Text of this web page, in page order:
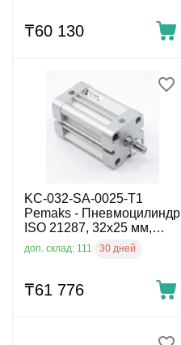
₸60 130
KC-032-SA-0025-T1
Pemaks - Пневмоцилиндр
ISO 21287, 32x25 мм,
двуст. действ., нар.
резьба
доп. склад: 111 30 дней
₸61 776